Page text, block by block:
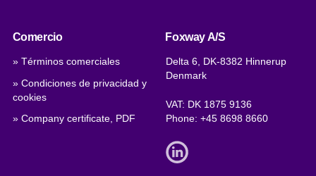
Comercio
» Términos comerciales
» Condiciones de privacidad y
cookies
» Company certificate, PDF
Foxway A/S
Delta 6, DK-8382 Hinnerup
Denmark
VAT: DK 1875 9136
Phone:+45 8698 8660